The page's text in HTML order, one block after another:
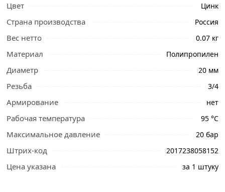
Ознакомьтесь с подробными характеристиками,
описанием и отзывами о товаре, чтобы сделать
правильный выбор и заказать онлайн. Наши
профессиональные менеджеры обработают заказ и
Цвет Цинк
Страна производства Россия
Вес нетто 0.07 кг
Материал Полипропилен
Диаметр 20 мм
Резьба 3/4
Армирование нет
Рабочая температура 95 °C
Максимальное давление 20 бар
Штрих-код 2017238058152
Цена указана за 1 штуку